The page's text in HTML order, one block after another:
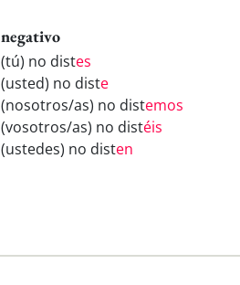
negativo
(tú) no distes
(usted) no diste
(nosotros/as) no distemos
(vosotros/as) no distéis
(ustedes) no disten